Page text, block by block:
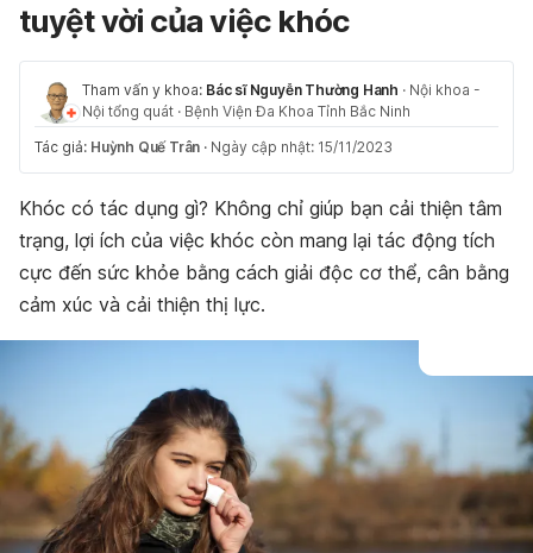
tuyệt vời của việc khóc
Tham vấn y khoa: Bác sĩ Nguyễn Thường Hanh · Nội khoa -
Nội tổng quát · Bệnh Viện Đa Khoa Tỉnh Bắc Ninh
Tác giả: Huỳnh Quế Trân · Ngày cập nhật: 15/11/2023
Khóc có tác dụng gì? Không chỉ giúp bạn cải thiện tâm
trạng, lợi ích của việc khóc còn mang lại tác động tích
cực đến sức khỏe bằng cách giải độc cơ thể, cân bằng
cảm xúc và cải thiện thị lực.